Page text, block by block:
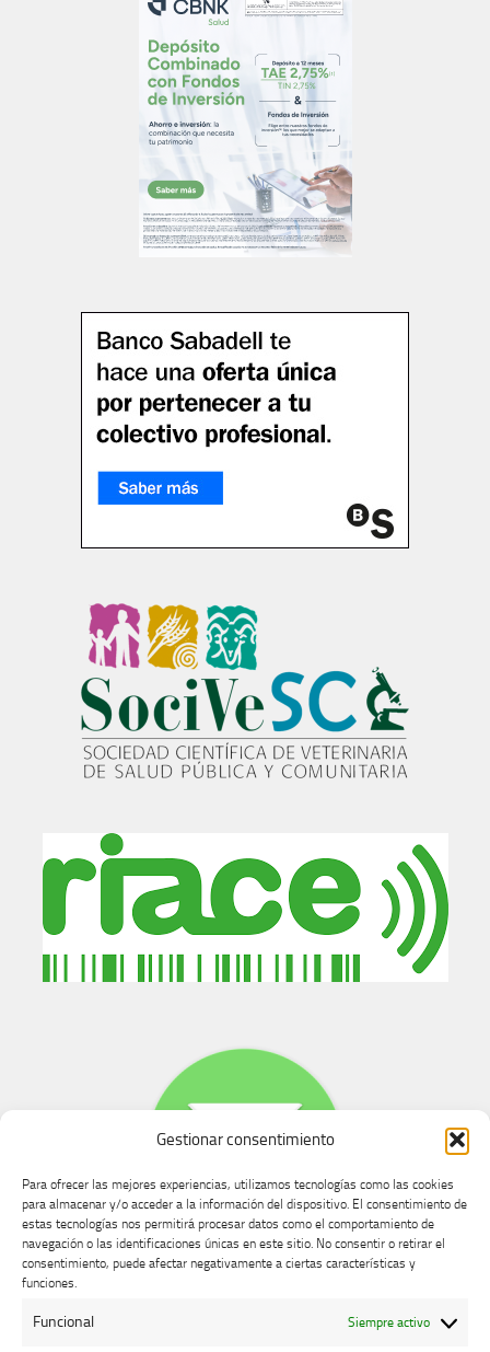
Gestionar consentimiento
Para ofrecer las mejores experiencias, utilizamos tecnologías como las cookies
para almacenar y/o acceder a la información del dispositivo. El consentimiento de
estas tecnologías nos permitirá procesar datos como el comportamiento de
navegación o las identificaciones únicas en este sitio. No consentir o retirar el
consentimiento, puede afectar negativamente a ciertas características y
funciones.
Funcional Siempre activo
Buzón de dudas, quejas y sugerencias